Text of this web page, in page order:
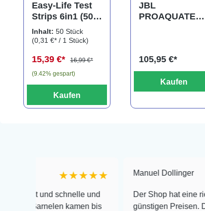
Easy-Life Test
Strips 6in1 (50
Teststreifen)
Inhalt: 50 Stück
(0,31 €* / 1 Stück)
15,39 €*
16,99 €*
(9.42% gespart)
Kaufen
JBL
PROAQUATEST
Meerwasser
105,95 €*
Kaufen
★★★★★
und schnelle und
kamen bis
Manuel Dollinger
Der Shop hat eine riesige
günstigen Preisen. Der